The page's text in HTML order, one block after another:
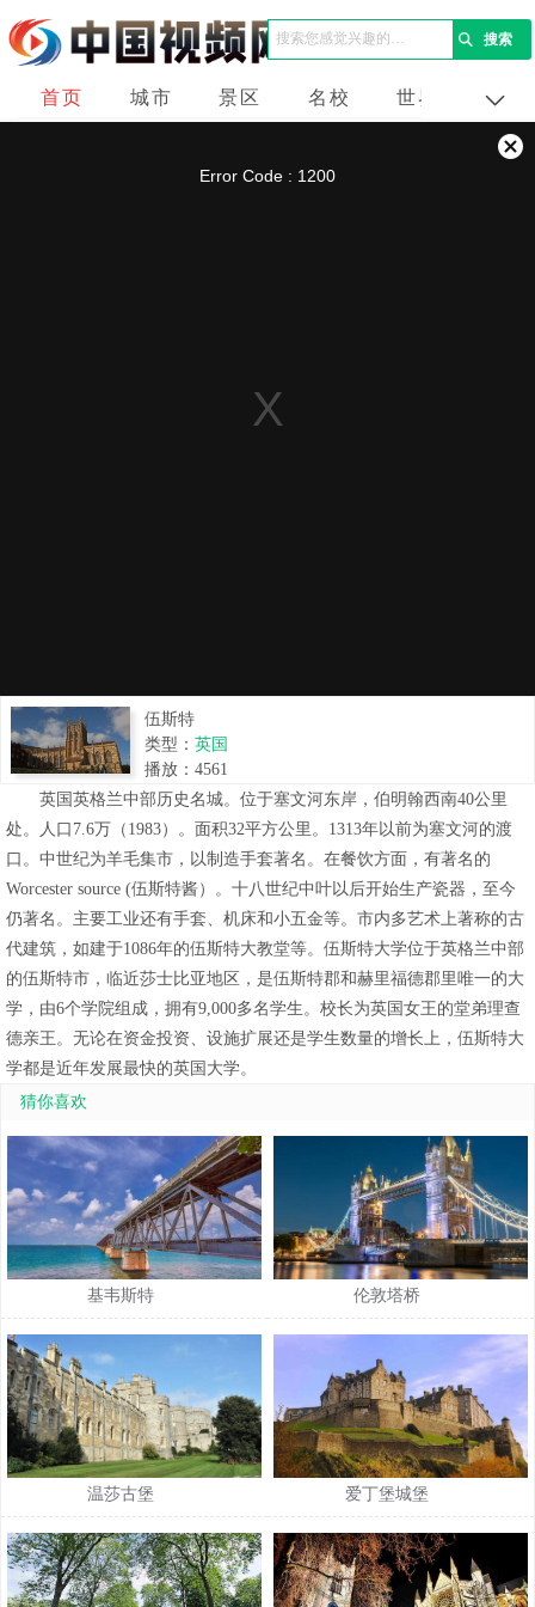
首页 城市 景区 名校 世界 企业
Error Code : 1200
关
伍斯特
类型： 英国
播放： 4561
英国英格兰中部历史名城。位于塞文河东岸，伯明翰西南40公里
处。人口7.6万（1983）。面积32平方公里。1313年以前为塞文河的渡
口。中世纪为羊毛集市，以制造手套著名。在餐饮方面，有著名的
Worcester source (伍斯特酱）。十八世纪中叶以后开始生产瓷器，至今
仍著名。主要工业还有手套、机床和小五金等。市内多艺术上著称的古
代建筑，如建于1086年的伍斯特大教堂等。伍斯特大学位于英格兰中部
的伍斯特市，临近莎士比亚地区，是伍斯特郡和赫里福德郡里唯一的大
学，由6个学院组成，拥有9,000多名学生。校长为英国女王的堂弟理查
德亲王。无论在资金投资、设施扩展还是学生数量的增长上，伍斯特大
学都是近年发展最快的英国大学。
猜你喜欢
基韦斯特 伦敦塔桥
温莎古堡 爱丁堡城堡